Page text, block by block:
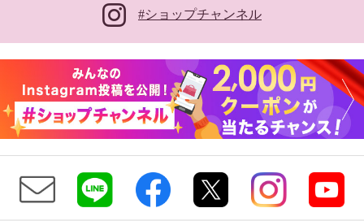
#ショップチャンネル